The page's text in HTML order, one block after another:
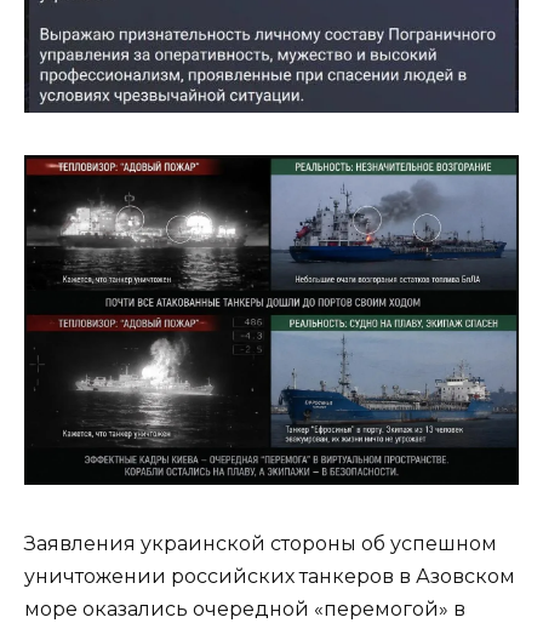
Заявления украинской стороны об успешном
уничтожении российских танкеров в Азовском
море оказались очередной «перемогой» в